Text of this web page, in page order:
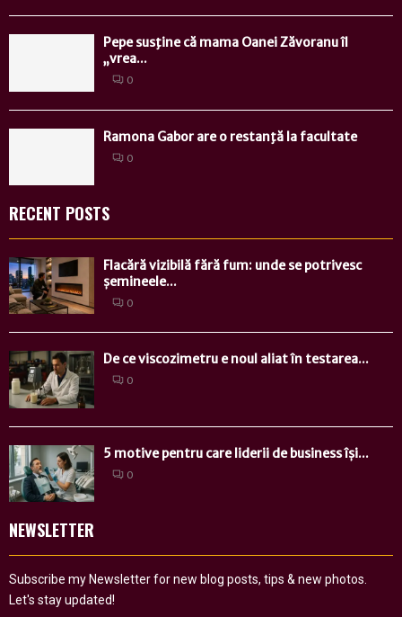
Pepe susţine că mama Oanei Zăvoranu îl
„vrea...
0
Ramona Gabor are o restanţă la facultate
0
RECENT POSTS
Flacără vizibilă fără fum: unde se potrivesc
șemineele...
0
De ce viscozimetru e noul aliat în testarea...
0
5 motive pentru care liderii de business își...
0
NEWSLETTER
Subscribe my Newsletter for new blog posts, tips & new photos.
Let's stay updated!